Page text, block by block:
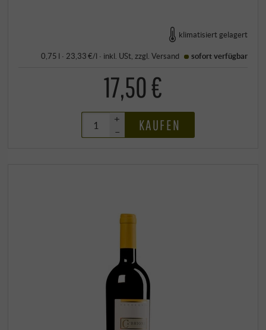
klimatisiert gelagert
0,75 l · 23,33 €/l · inkl. USt, zzgl.Versand sofort verfügbar
17,50 €
+
–
KAUFEN